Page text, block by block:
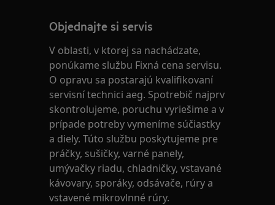
Objednajte si servis
V oblasti, v ktorej sa nachádzate,
ponúkame službu Fixná cena servisu.
O opravu sa postarajú kvalifikovaní
servisní technici aeg. Spotrebič najprv
skontrolujeme, poruchu vyriešime a v
prípade potreby vymeníme súčiastky
a diely. Túto službu poskytujeme pre
práčky, sušičky, varné panely,
umývačky riadu, chladničky, vstavané
kávovary, sporáky, odsávače, rúry a
vstavené mikrovlnné rúry.